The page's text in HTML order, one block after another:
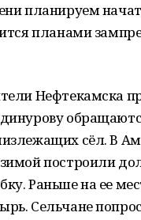
планируем
планами
Нефтекамска
сёл. В
построили
Раньше на ее
Сельчане